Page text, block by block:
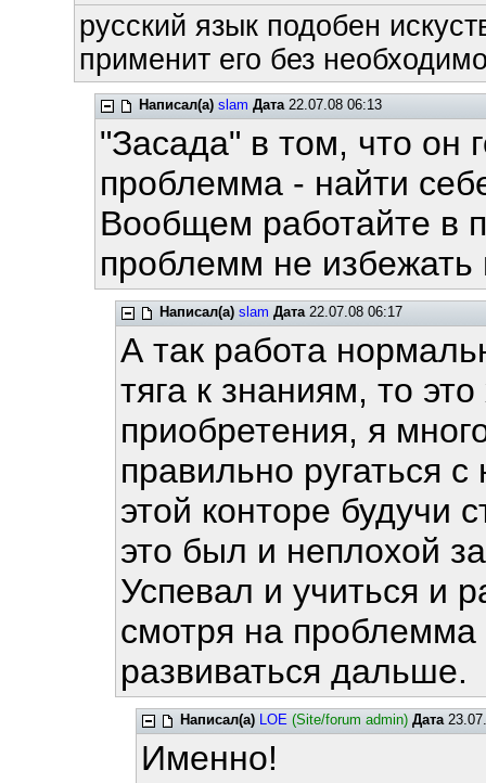
русский язык подобен
применит его без
Написал(а) slam Дата22.07.08 06:13
"Засада" в том, что он
проблемма - найти
Вообщем работайте в
проблемм не избежать
Написал(а) slam Дата22.07.08 06:17
А так работа
тяга к знаниям, то
приобретения, я
правильно ругаться
этой конторе будучи
это был и неплохой
Успевал и учиться и
смотря на
развиваться дальше.
Написал(а) LOE (Site/forum admin) Дата
Именно!